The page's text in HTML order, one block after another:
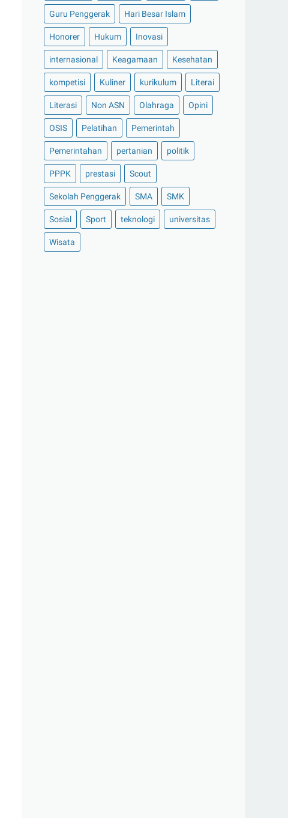
Guru Penggerak Hari Besar Islam
Honorer Hukum Inovasi
internasional Keagamaan Kesehatan
kompetisi Kuliner kurikulum Literai
Literasi Non ASN Olahraga Opini
OSIS Pelatihan Pemerintah
Pemerintahan pertanian politik
PPPK prestasi Scout
Sekolah Penggerak SMA SMK
Sosial Sport teknologi universitas
Wisata